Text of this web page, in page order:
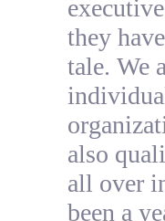
they
tale. We
also
all over
been a